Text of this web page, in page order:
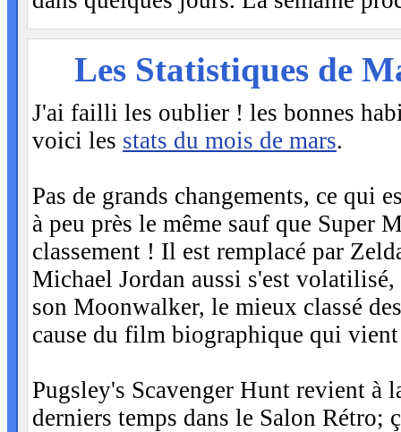
Les Statistiques de
J'ai failli les oublier ! les bonnes
voici les stats du mois de mars.
Pas de grands changements, ce qui
à peu près le même sauf que Super
classement ! Il est remplacé par
Michael Jordan aussi s'est
son Moonwalker, le mieux classé
cause du film biographique qui
Pugsley's Scavenger Hunt revient à
derniers temps dans le Salon Rétro;